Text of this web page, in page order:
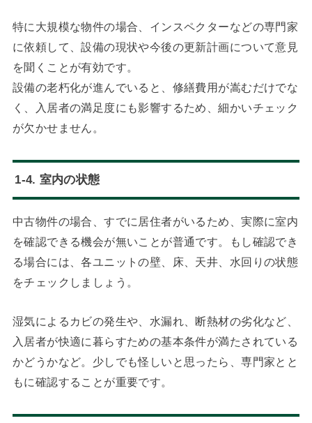
特に大規模な物件の場合、インスペクターなどの専門家
に依頼して、設備の現状や今後の更新計画について意見
を聞くことが有効です。
設備の老朽化が進んでいると、修繕費用が嵩むだけでな
く、入居者の満足度にも影響するため、細かいチェック
が欠かせません。
1-4. 室内の状態
中古物件の場合、すでに居住者がいるため、実際に室内
を確認できる機会が無いことが普通です。もし確認でき
る場合には、各ユニットの壁、床、天井、水回りの状態
をチェックしましょう。
湿気によるカビの発生や、水漏れ、断熱材の劣化など、
入居者が快適に暮らすための基本条件が満たされている
かどうかなど。少しでも怪しいと思ったら、専門家とと
もに確認することが重要です。